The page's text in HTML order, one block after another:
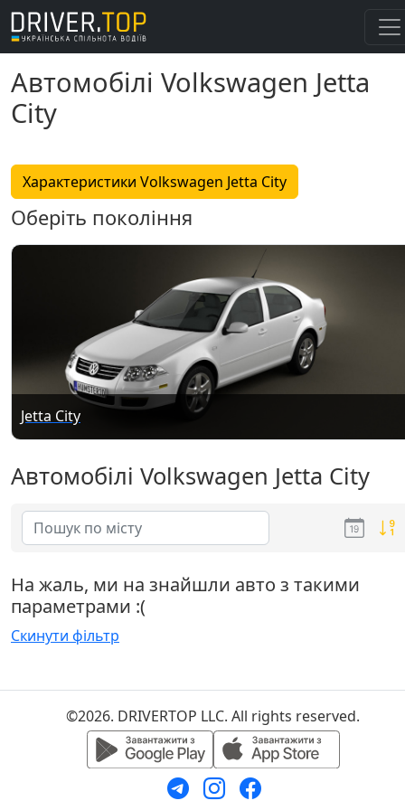
Автомобілі Volkswagen Jetta
City
Характеристики Volkswagen Jetta City
Оберіть покоління
Jetta City
Автомобілі Volkswagen Jetta City
На жаль, ми на знайшли авто з такими
параметрами :(
Скинути фільтр
©2026. DRIVERTOP LLC. All rights reserved.